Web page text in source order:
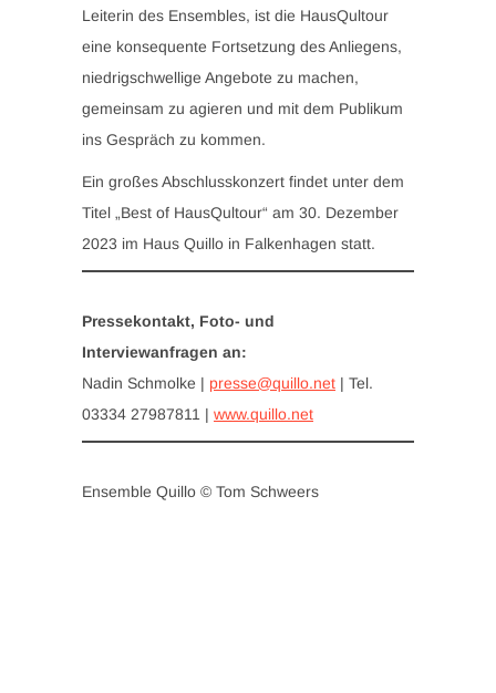
Leiterin des Ensembles, ist die HausQultour
eine konsequente Fortsetzung des Anliegens,
niedrigschwellige Angebote zu machen,
gemeinsam zu agieren und mit dem Publikum
ins Gespräch zu kommen.
Ein großes Abschlusskonzert findet unter dem
Titel „Best of HausQultour“ am 30. Dezember
2023 im Haus Quillo in Falkenhagen statt.
Pressekontakt, Foto- und
Interviewanfragen an:
Nadin Schmolke | presse@quillo.net | Tel.
03334 27987811 | www.quillo.net
Ensemble Quillo © Tom Schweers